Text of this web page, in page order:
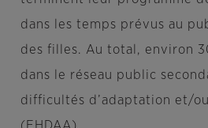
dans les temps prévus au
des filles. Au total, environ
dans le réseau public
difficultés d’adaptation et/
(EHDAA).